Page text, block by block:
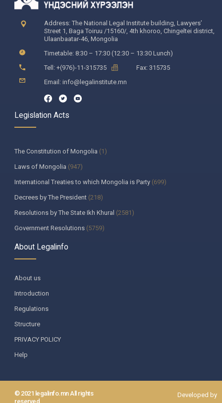
Address: The National Legal Institute building, Lawyers’
Street 1, Baga Toiruu /15160/, 4th khoroo, Chingeltei district,
Ulaanbaatar-46, Mongolia
Timetable: 8:30 – 17:30 (12:30 – 13:30 Lunch)
Tell: +(976)-11-315735
Fax: 315735
Email: info@legalinstitute.mn
Legislation Acts
The Constitution of Mongolia (1)
Laws of Mongolia (947)
International Treaties to which Mongolia is Party (699)
Decrees by The President (218)
Resolutions by The State Ikh Khural (2581)
Government Resolutions (5759)
Decisions by The Constitutional Court of Mongolia
Resolutions by The State Supreme Court
Decisions by The Heads of the bodies appointed by The Parliament
(130)
Ministerial decrees
Regulations by government agencies
Хууль, хяналтын байгууллага
Organizations exercising state functions under contract or in
accordance of law
Orders by the Governors of the provinces, The capital city
About Legalinfo
About us
Introduction
Regulations
Structure
PRIVACY POLICY
Help
© 2021 legalinfo.mn All rights
reserved.
Developed by